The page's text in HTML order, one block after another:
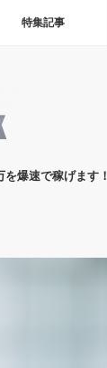
特集記事
爆速で稼げます！